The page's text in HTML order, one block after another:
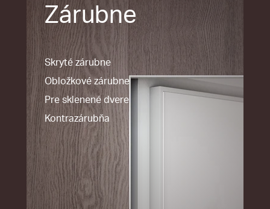
Zárubne
Skryté zárubne
Obložkové zárubne
Pre sklenené dvere
Kontrazárubňa